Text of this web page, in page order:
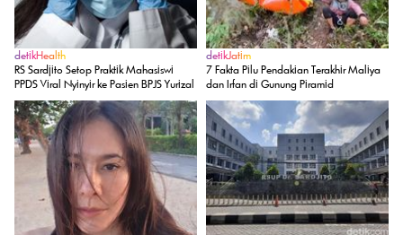
detikHealth
RS Sardjito Setop Praktik Mahasiswi
PPDS Viral Nyinyir ke Pasien BPJS Yurizal
detikJatim
7 Fakta Pilu Pendakian Terakhir Maliya
dan Irfan di Gunung Piramid